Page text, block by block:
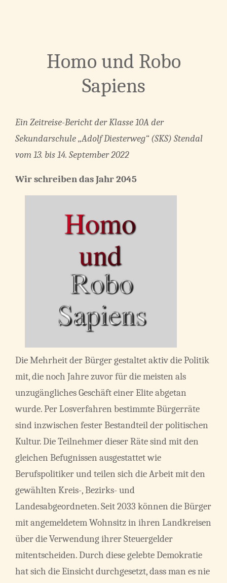
Homo und Robo
Sapiens
Ein Zeitreise-Bericht der Klasse 10A der
Sekundarschule „Adolf Diesterweg“ (SKS) Stendal
vom 13. bis 14. September 2022
Wir schreiben das Jahr 2045
Die Mehrheit der Bürger gestaltet aktiv die Politik
mit, die noch Jahre zuvor für die meisten als
unzugängliches Geschäft einer Elite abgetan
wurde. Per Losverfahren bestimmte Bürgerräte
sind inzwischen fester Bestandteil der politischen
Kultur. Die Teilnehmer dieser Räte sind mit den
gleichen Befugnissen ausgestattet wie
Berufspolitiker und teilen sich die Arbeit mit den
gewählten Kreis-, Bezirks- und
Landesabgeordneten. Seit 2033 können die Bürger
mit angemeldetem Wohnsitz in ihren Landkreisen
über die Verwendung ihrer Steuergelder
mitentscheiden. Durch diese gelebte Demokratie
hat sich die Einsicht durchgesetzt, dass man es nie